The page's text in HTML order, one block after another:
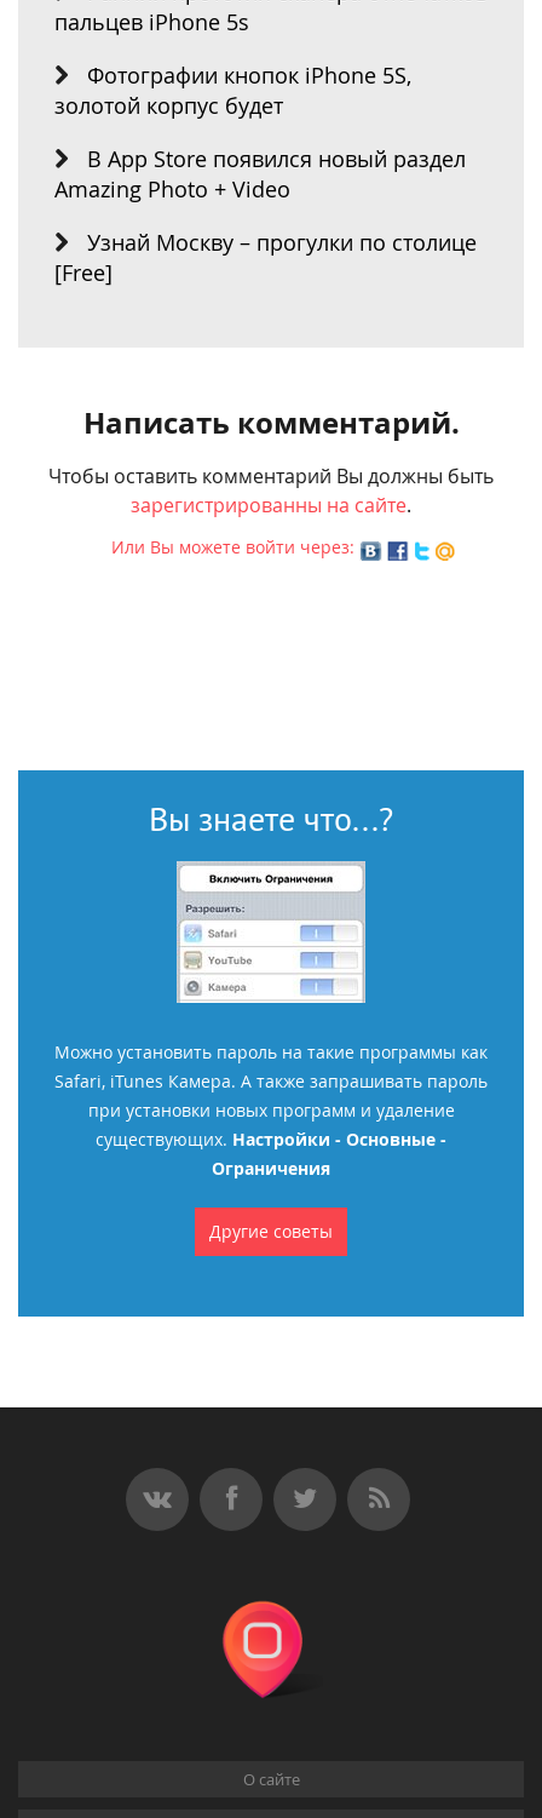
пальцев iPhone 5s
Фотографии кнопок iPhone 5S,
золотой корпус будет
В App Store появился новый раздел
Amazing Photo + Video
Узнай Москву – прогулки по столице
[Free]
Написать комментарий.
Чтобы оставить комментарий Вы должны быть
зарегистрированны на сайте.
Или Вы можете войти через:
Вы знаете что...?
Можно установить пароль на такие программы как
Safari, iTunes Камера. А также запрашивать пароль
при установки новых программ и удаление
существующих. Настройки - Основные -
Ограничения
Другие советы
О сайте